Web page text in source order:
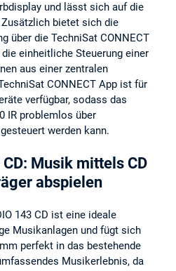
und lässt sich auf die
bietet sich die
über die TechniSat CONNECT
einheitliche Steuerung einer
aus einer zentralen
CONNECT App ist für
verfügbar, sodass das
IR problemlos über
werden kann.
CD: Musik mittels CD
abspielen
143 CD ist eine ideale
Musikanlagen und fügt sich
perfekt in das bestehende
Musikerlebnis, da